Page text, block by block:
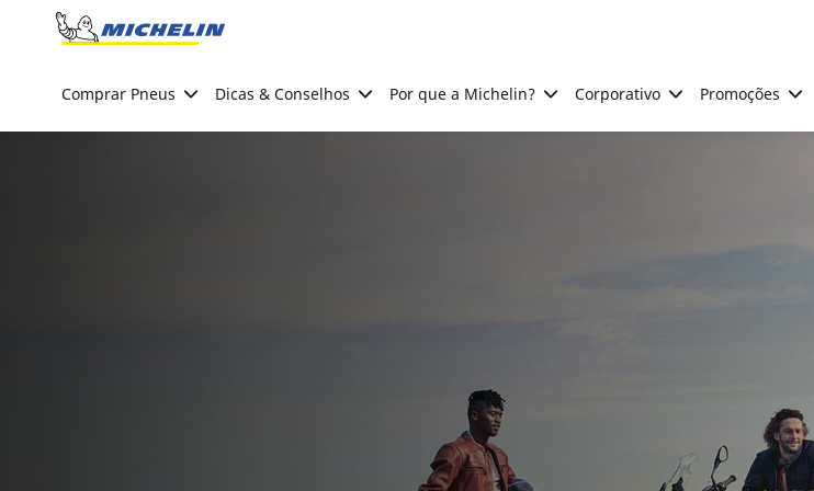
Go to page content
Comprar Pneus Dicas & Conselhos Por que a Michelin? Corporativo Promoções